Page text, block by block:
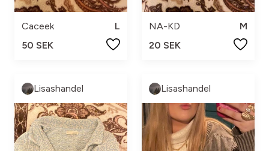
Caceek
L
50 SEK
NA-KD
M
20 SEK
Lisashandel Lisashandel